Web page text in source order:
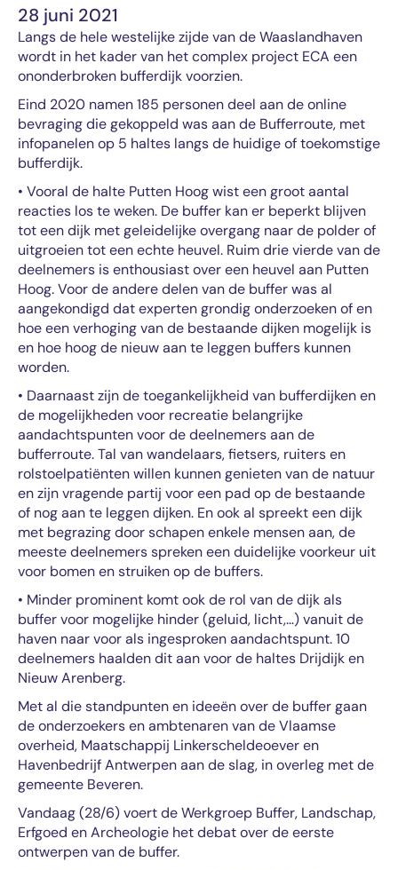
28 juni 2021
Langs de hele westelijke zijde van de Waaslandhaven
wordt in het kader van het complex project ECA een
ononderbroken bufferdijk voorzien.
Eind 2020 namen 185 personen deel aan de online
bevraging die gekoppeld was aan de Bufferroute, met
infopanelen op 5 haltes langs de huidige of toekomstige
bufferdijk.
• Vooral de halte Putten Hoog wist een groot aantal
reacties los te weken. De buffer kan er beperkt blijven
tot een dijk met geleidelijke overgang naar de polder of
uitgroeien tot een echte heuvel. Ruim drie vierde van de
deelnemers is enthousiast over een heuvel aan Putten
Hoog. Voor de andere delen van de buffer was al
aangekondigd dat experten grondig onderzoeken of en
hoe een verhoging van de bestaande dijken mogelijk is
en hoe hoog de nieuw aan te leggen buffers kunnen
worden.
• Daarnaast zijn de toegankelijkheid van bufferdijken en
de mogelijkheden voor recreatie belangrijke
aandachtspunten voor de deelnemers aan de
bufferroute. Tal van wandelaars, fietsers, ruiters en
rolstoelpatiënten willen kunnen genieten van de natuur
en zijn vragende partij voor een pad op de bestaande
of nog aan te leggen dijken. En ook al spreekt een dijk
met begrazing door schapen enkele mensen aan, de
meeste deelnemers spreken een duidelijke voorkeur uit
voor bomen en struiken op de buffers.
• Minder prominent komt ook de rol van de dijk als
buffer voor mogelijke hinder (geluid, licht,…) vanuit de
haven naar voor als ingesproken aandachtspunt. 10
deelnemers haalden dit aan voor de haltes Drijdijk en
Nieuw Arenberg.
Met al die standpunten en ideeën over de buffer gaan
de onderzoekers en ambtenaren van de Vlaamse
overheid, Maatschappij Linkerscheldeoever en
Havenbedrijf Antwerpen aan de slag, in overleg met de
gemeente Beveren.
Vandaag (28/6) voert de Werkgroep Buffer, Landschap,
Erfgoed en Archeologie het debat over de eerste
ontwerpen van de buffer.